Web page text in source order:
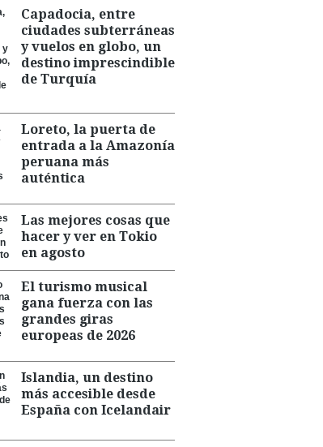
Capadocia, entre
ciudades subterráneas
y vuelos en globo, un
destino imprescindible
de Turquía
Loreto, la puerta de
entrada a la Amazonía
peruana más
auténtica
Las mejores cosas que
hacer y ver en Tokio
en agosto
El turismo musical
gana fuerza con las
grandes giras
europeas de 2026
Islandia, un destino
más accesible desde
España con Icelandair